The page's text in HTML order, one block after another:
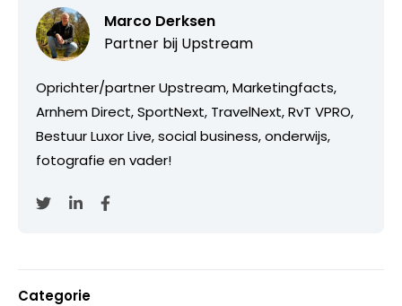
Marco Derksen
Partner bij Upstream
Oprichter/partner Upstream, Marketingfacts,
Arnhem Direct, SportNext, TravelNext, RvT VPRO,
Bestuur Luxor Live, social business, onderwijs,
fotografie en vader!
Categorie